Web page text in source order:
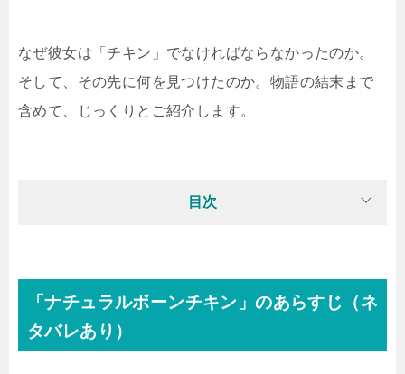
なぜ彼女は「チキン」でなければならなかったのか。
そして、その先に何を見つけたのか。物語の結末まで
含めて、じっくりとご紹介します。
目次
「ナチュラルボーンチキン」のあらすじ（ネ
タバレあり）